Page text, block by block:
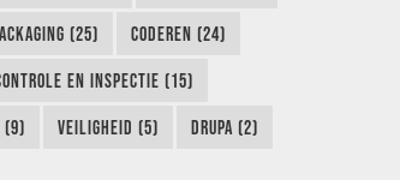
(25) CODEREN (24)
EN INSPECTIE (15)
(9) VEILIGHEID (5) DRUPA (2)